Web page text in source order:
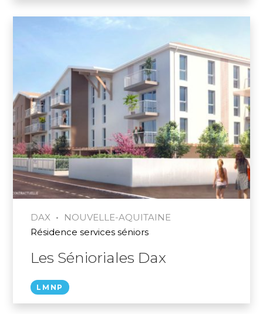
DAX •
NOUVELLE-AQUITAINE
Résidence services séniors
Les Sénioriales Dax
LMNP